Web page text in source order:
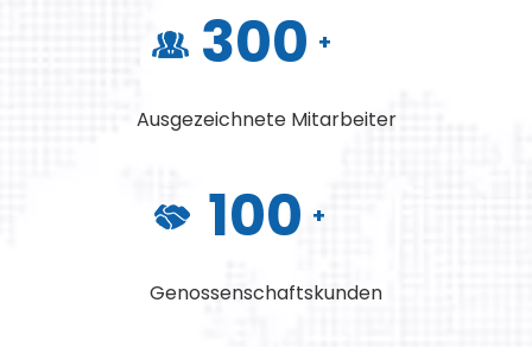
300 +
Ausgezeichnete Mitarbeiter
100 +
Genossenschaftskunden